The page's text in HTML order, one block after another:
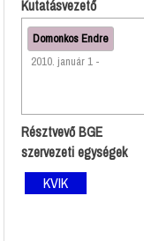
Kutatásvezető
Domonkos Endre
2010. január 1 -
Résztvevő BGE
szervezeti egységek
KVIK